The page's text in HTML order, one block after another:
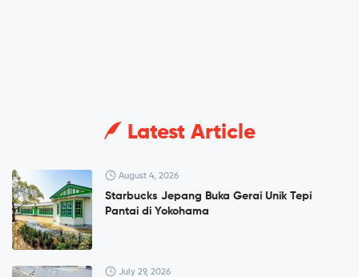
Latest Article
August 4, 2026
Starbucks Jepang Buka Gerai Unik Tepi
Pantai di Yokohama
July 29, 2026